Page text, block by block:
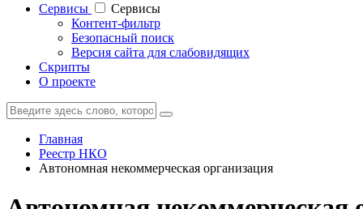
Cервисы
Cервисы
Контент-фильтр
Безопасный поиск
Версия сайта для слабовидящих
Скрипты
О проекте
Главная
Реестр НКО
Автономная некоммерческая организация